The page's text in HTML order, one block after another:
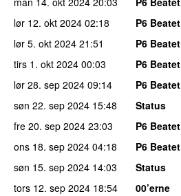
lør 12. okt 2024 02:18
P6 Beatet
lør 5. okt 2024 21:51
P6 Beatet
tirs 1. okt 2024 00:03
P6 Beatet
lør 28. sep 2024 09:14
P6 Beatet
søn 22. sep 2024 15:48
Status
fre 20. sep 2024 23:03
P6 Beatet
ons 18. sep 2024 04:18
P6 Beatet
søn 15. sep 2024 14:03
Status
tors 12. sep 2024 18:54
00’erne